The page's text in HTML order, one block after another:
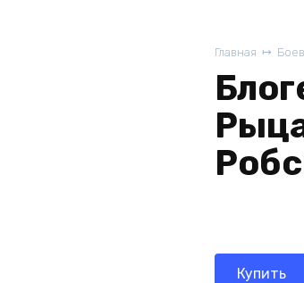
Главная
Купить